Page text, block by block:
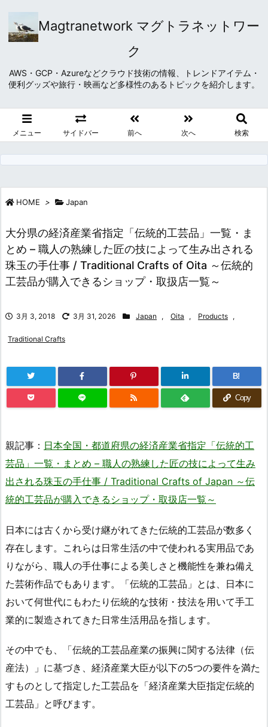
Magtranetwork マグトラネットワー
ク
AWS・GCP・Azureなどクラウド技術の情報、トレンドアイテム・
便利グッズや旅行・映画など多様性のあるトピックを紹介します。
メニュー サイドバー 前へ 次へ 検索
HOME > Japan
大分県の経済産業省指定「伝統的工芸品」一覧・ま
とめ – 職人の熟練した匠の技によって生み出される
珠玉の手仕事 / Traditional Crafts of Oita ～伝統的
工芸品が購入できるショップ・取扱店一覧～
3月 3, 2018 3月 31, 2026 Japan , Oita , Products ,
Traditional Crafts
B!
Copy
親記事： 日本全国・都道府県の経済産業省指定「伝統的工
芸品」一覧・まとめ – 職人の熟練した匠の技によって生み
出される珠玉の手仕事 / Traditional Crafts of Japan ～伝
統的工芸品が購入できるショップ・取扱店一覧～
日本には古くから受け継がれてきた伝統的工芸品が数多く
存在します。これらは日常生活の中で使われる実用品であ
りながら、職人の手仕事による美しさと機能性を兼ね備え
た芸術作品でもあります。「伝統的工芸品」とは、日本に
おいて何世代にもわたり伝統的な技術・技法を用いて手工
業的に製造されてきた日常生活用品を指します。
その中でも、「伝統的工芸品産業の振興に関する法律（伝
産法）」に基づき、経済産業大臣が以下の5つの要件を満た
すものとして指定した工芸品を「経済産業大臣指定伝統的
工芸品」と呼びます。